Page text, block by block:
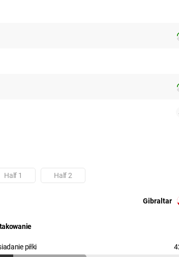
Half 1 Half 2
Uczestnik:
Gibraltar
piłki